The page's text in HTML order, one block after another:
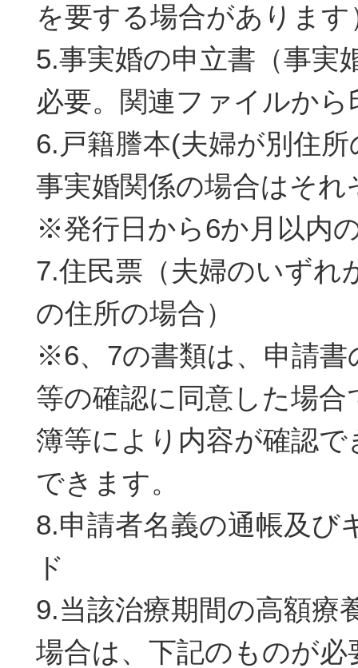
を要する場合があります
5.事実婚の申立書（事実
必要。関連ファイルから
6.戸籍謄本(夫婦が別住
事実婚関係の場合はそれ
※発行日から6か月以内
7.住民票（夫婦のいずれ
の住所の場合）
※6、7の書類は、申請書
等の確認に同意した場合
簿等により内容が確認
できます。
8.申請者名義の通帳及び
ド
9.当該治療期間の高額療
場合は、下記のものが必